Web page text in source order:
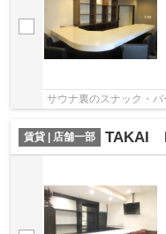
サウナ裏のスナック・バ
賃貸 | 店舗一部 TAKAI